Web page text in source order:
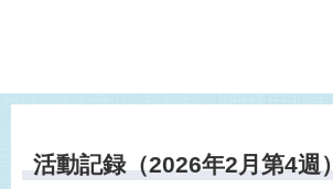
活動記録（2026年2月第4週）